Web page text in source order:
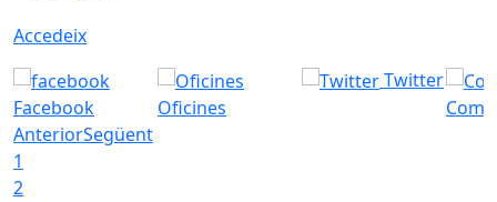
Accedeix
Facebook Oficines
Twitter
Com
AnteriorSegüent
1
2